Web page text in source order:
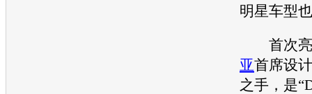
明星车型
首次亮
亚首席设
之手，是